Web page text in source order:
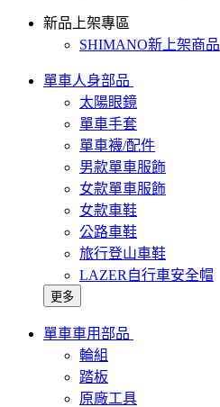
新品上架專區
SHIMANO新上架商品
單車人身部品
太陽眼鏡
單車手套
單車襪/配件
男款單車服飾
女款單車服飾
女款車鞋
公路車鞋
旅行登山車鞋
LAZER自行車安全帽
更多
單車車用部品
輪組
踏板
原廠工具